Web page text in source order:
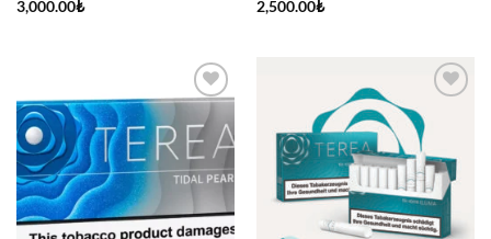
3,000.00₺
2,500.00₺